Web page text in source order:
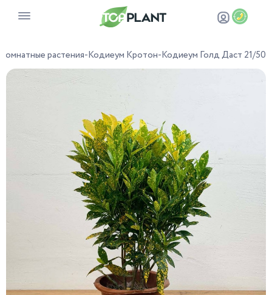
Комнатные растения-Кодиеум Кротон-Кодиеум Голд Даст 21/50